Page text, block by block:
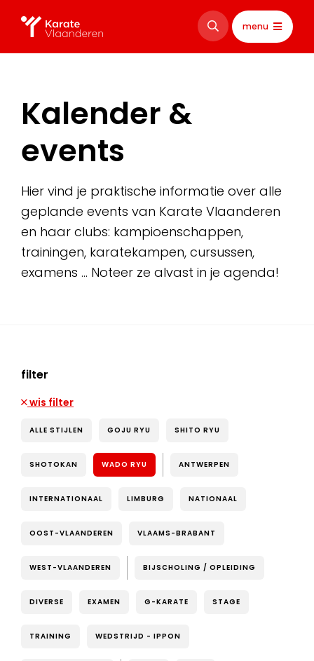
menu
Kalender &
events
Hier vind je praktische informatie over alle
geplande events van Karate Vlaanderen
en haar clubs: kampioenschappen,
trainingen, karatekampen, cursussen,
examens … Noteer ze alvast in je agenda!
filter
wis filter
ALLE STIJLEN GOJU RYU SHITO RYU
SHOTOKAN WADO RYU ANTWERPEN
INTERNATIONAAL LIMBURG NATIONAAL
OOST-VLAANDEREN VLAAMS-BRABANT
WEST-VLAANDEREN BIJSCHOLING / OPLEIDING
DIVERSE EXAMEN G-KARATE STAGE
TRAINING WEDSTRIJD - IPPON